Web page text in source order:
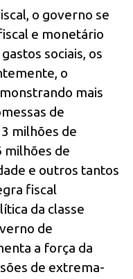
o governo se
e monetário
sociais, os
o
mais
de
milhões de
milhões de
e outros tantos
fiscal
da classe
de
a força da
de extrema-